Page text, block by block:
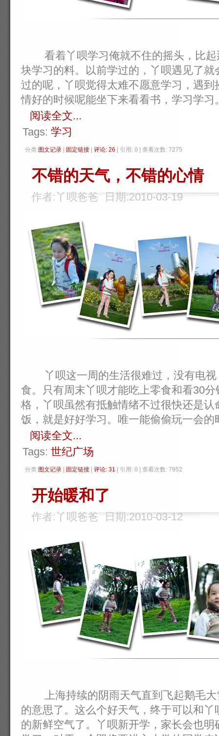
看着丫呗学习俺就不住的摇头，比起
块学习的料。以前学过的，丫呗遇见了
过的呢，丫呗觉得太难不愿意学习，遇
情好的时候呢能坐下来看看书，学习学
阅读全文...
Tags: 学习
分类:图文记录 固定链接 评论: 26 | 引用: 0 | 查看次数: 7275
不错的天气，不错的心情
作者:丫呗爸爸 日期:2010-03-19
丫呗这一周的生活很难过，没有电视
食。只有周末丫呗才能吃上零食和看30
格，丫呗虽然有抵触情绪不过很快还是
饭，就是好好学习。唯一能偷偷玩一会的
阅读全文...
Tags: 世纪广场
分类:图文记录 固定链接 评论: 31 | 引用: 0 | 查看次数: 7952
开始暖和了
作者:丫呗爸爸 日期:2010-03-12
上海持续的阴雨天气直到飞起鹅毛大
的意思了。这么个好天气，终于可以和
的新鲜空气了。丫呗新开学，家长会也